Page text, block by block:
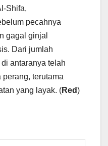
Shifa,
pecahnya
gagal ginjal
Dari jumlah
antaranya telah
terutama
yang layak. (Red)